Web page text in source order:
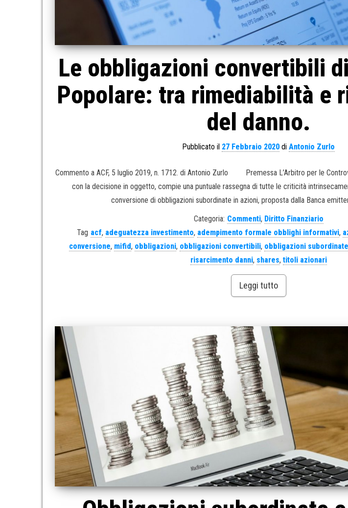
Le obbligazioni convertibili
Popolare: tra rimediabilità e
del danno.
Pubblicato il 27 Febbraio 2020 diAntonio Zurlo
Commento a ACF, 5 luglio 2019, n. 1712. di Antonio Zurlo Premessa L’Arbitro per le
con la decisione in oggetto, compie una puntuale rassegna di tutte le criticità
conversione di obbligazioni subordinate in azioni, proposta dalla Banca
Categoria: Commenti, Diritto Finanziario
Tag acf, adeguatezza investimento, adempimento formale obblighi informativi,
conversione, mifid, obbligazioni, obbligazioni convertibili, obbligazioni
risarcimento danni, shares, titoli azionari
Leggi tutto